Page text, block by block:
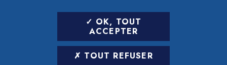
OK, TOUT
ACCEPTER
TOUT REFUSER
LETTRE D'INFORMATION
SAISIR VOTRE ADRESSE E-MAIL
POUR VOUS INSCRIRE :